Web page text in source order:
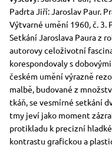
Padrta Jiří: Jaroslav Paur.
Výtvarné umění 1960, č. 3.
Setkání Jaroslava Paura z
autorovy celoživotní
korespondovaly s
českém umění výrazně
malbě, budované z
tkáň, se vesmírné setkání
tmy jeví jako moment
protikladu k precizní
kontrastu grafickou a